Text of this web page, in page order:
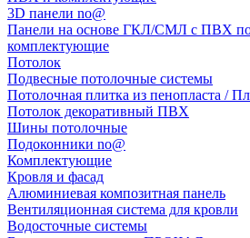
3D панели no@
Панели на основе ГКЛ/СМЛ с ПВХ
комплектующие
Потолок
Подвесные потолочные системы
Потолочная плитка из пенопласта /
Потолок декоративный ПВХ
Шины потолочные
Подоконники no@
Комплектующие
Кровля и фасад
Алюминиевая композитная панель
Вентиляционная система для кровли
Водосточные системы